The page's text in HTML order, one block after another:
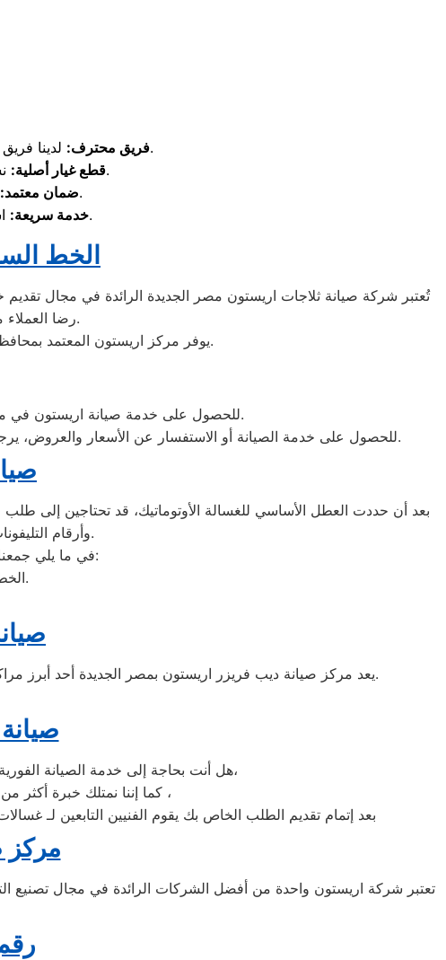
فريق محترف:
لدينا فريق من الفنيين المدربين على أعلى مستوى، لضمان تقديم أفضل خدمة ممكنة.
قطع غيار أصلية:
نستخدم فقط قطع الغيار الأصلية للحفاظ على جودة وكفاءة الأجهزة.
ضمان معتمد:
جميع خدماتنا تأتي مع شهادة ضمان معتمدة من مركز الصيانة.
خدمة سريعة: استجابة فورية وتغطية شاملة لكل مناطق محافظة مصر الجديدة.
الخط
تُعتبر شركة صيانة ثلاجات اريستون مصر الجديدة الرائدة في مجال
رضا العملاء من خلال تقديم خدمة عملاء متفانية ومهنية بأسعار معقولة ومنافسة.
يوفر مركز اريستون المعتمد بمحافظة مصر الجديدة خدمات صيانة شاملة باستخدام قطع غيار أصلية مع شهادات ضمان معتمدة.
للحصول على خدمة صيانة اريستون في مصر الجديدة أو للاستفسار، يرجى الاتصال بنا أو ترك بياناتك وسيتم التواصل معك في أقرب وقت.
للحصول على خدمة الصيانة أو الاستفسار عن الأسعار والعروض،كما يمكنكم الاستفادة من كود خصم خاص عند طلب الخدمة لأول مرة.
بعد أن حددت العطل الأساسي للغسالة الأوتوماتيك، قد تحتاجين إلى طلب
وأرقام التليفونات الوهمية لشركات صيانة غير معروفة، ما قد يعرضك لعمليات النصب.
في ما يلي جمعنا لك أرقام صيانة الغسالة الأوتوماتيك لأشهر الماركات في مصر الجديدة:
الخط الساخن لصيانة غسالات ملابس اريستون 01210999852.
يعد مركز صيانة ديب فريزر اريستون بمصر الجديدة أحد أبرز مراكز الصيانة الموثوقة، حيث يضمن تقديم خدمات احترافية للحفاظ على أداء الأجهزة وتقديم حلول عملية لمختلف الأعطال.
هل أنت بحاجة إلى خدمة الصيانة الفورية لغسالة الأطباق اريستون مصر الجديدة لديك؟ نحن نمنحك خدمة الصيانة الفورية التي ترغب بها،
كما إننا نمتلك خبرة أكثر من 10 سنوات في خدمات إصلاحات كافة أنواع غسالات الأطباق اريستون مصر الجديدة ،
بعد إتمام تقديم الطلب الخاص بك يقوم الفنيين التابعين لـ
مركز